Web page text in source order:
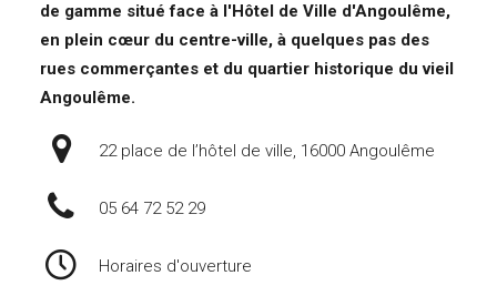
de gamme situé face à l'Hôtel de Ville d'Angoulême,
en plein cœur du centre-ville, à quelques pas des
rues commerçantes et du quartier historique du vieil
Angoulême.
22 place de l’hôtel de ville, 16000 Angoulême
05 64 72 52 29
Horaires d'ouverture